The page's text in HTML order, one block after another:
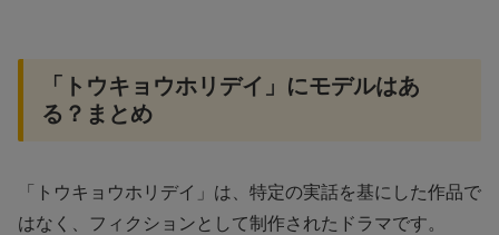
「トウキョウホリデイ」にモデルはあ
る？まとめ
「トウキョウホリデイ」は、特定の実話を基にした作品で
はなく、フィクションとして制作されたドラマです。